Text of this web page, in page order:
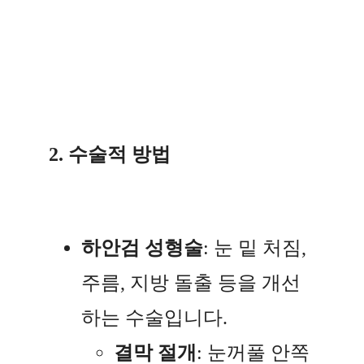
2. 수술적 방법
하안검 성형술: 눈 밑 처짐,
주름, 지방 돌출 등을 개선
하는 수술입니다.
결막 절개 : 눈꺼풀 안쪽